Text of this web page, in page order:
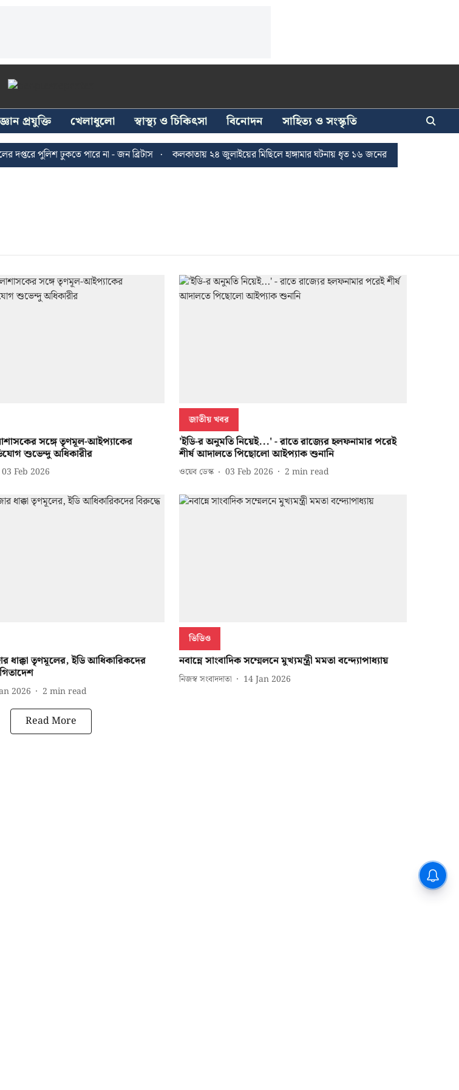
প্রযুক্তি খেলাধুলো স্বাস্থ্য ও চিকিৎসা বিনোদন সাহিত্য ও সংস্কৃতি
পুলিশ ঢুকতে পারে না - জন ব্রিটাস কলকাতায় ২৪ জুলাইয়ের মিছিলে হাঙ্গামার ঘটনায় ধৃত ১৬ জনের জামিন
সঙ্গে তৃণমূল-আইপ্যাকের
শুভেন্দু অধিকারীর
03 Feb 2026
জাতীয় খবর
'ইডি-র অনুমতি নিয়েই...' - রাতে রাজ্যের হলফনামার পরেই
শীর্ষ আদালতে পিছোলো আইপ্যাক শুনানি
ওয়েব ডেস্ক 03 Feb 2026 2 min read
ধাক্কা তৃণমূলের, ইডি আধিকারিকদের
2026 2 min read
ভিডিও
নবান্নে সাংবাদিক সম্মেলনে মুখ্যমন্ত্রী মমতা বন্দ্যোপাধ্যায়
নিজস্ব সংবাদদাতা 14 Jan 2026
Read More